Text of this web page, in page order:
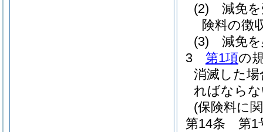
(2)
減免
険料の徴
(3)
減免
3
第1項の
消滅した
ればなら
(保険料に
第14条
第1